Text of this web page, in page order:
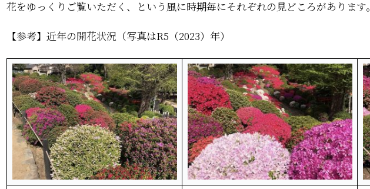
花をゆっくりご覧いただく、という風に時期毎にそれぞれの見どころがあります。
【参考】近年の開花状況（写真はR5（2023）年）